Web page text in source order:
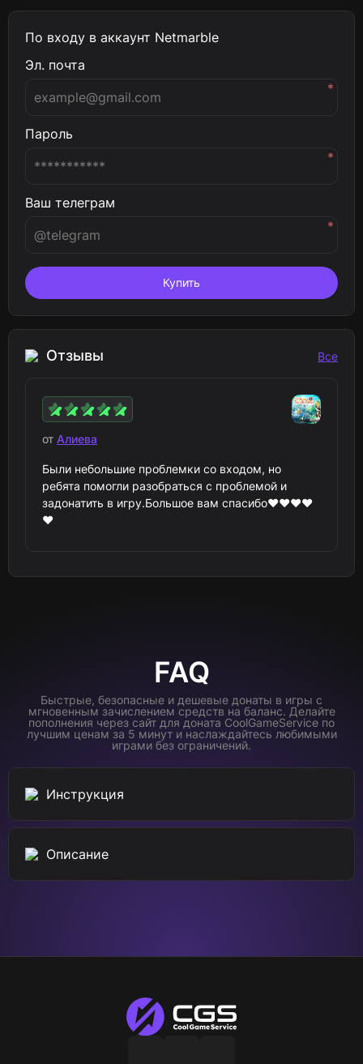
По входу в аккаунт Netmarble
Эл. почта
*
Пароль
*
Ваш телеграм
*
Купить
Отзывы Все
от Алиева
Были небольшие проблемки со входом, но
ребята помогли разобраться с проблемой и
задонатить в игру.Большое вам спасибо❤️❤️❤️❤️
❤️
FAQ
Быстрые, безопасные и дешевые донаты в игры с
мгновенным зачислением средств на баланс. Делайте
пополнения через сайт для доната CoolGameService по
лучшим ценам за 5 минут и наслаждайтесь любимыми
играми без ограничений.
Инструкция
Описание